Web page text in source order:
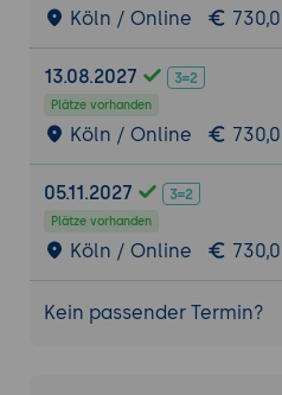
und an erster Stelle
Domäne (Update ab
6. Governance,
beschreiben (Teil von
Azure Policy zum
und
Tags zur Organisation
Kostenzuordnung
Compliance-
Köln / Online
13.08.2027
Plätze vorhanden
Köln / Online
05.11.2027
Plätze vorhanden
Köln / Online
Kein passender Termin?